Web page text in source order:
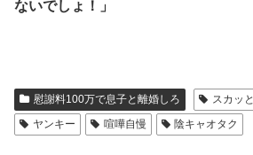
ないでしょ！」
慰謝料100万で息子と離婚しろ スカッと
ヤンキー
喧嘩自慢 陰キャオタク